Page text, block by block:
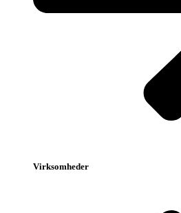
Virksomheder